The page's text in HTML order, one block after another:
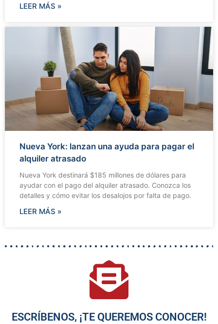
LEER MÁS »
Nueva York: lanzan una ayuda para pagar el
alquiler atrasado
Nueva York destinará $185 millones de dólares para
ayudar con el pago del alquiler atrasado. Conozca los
detalles y cómo evitar los desalojos por falta de pago.
LEER MÁS »
ESCRÍBENOS, ¡TE QUEREMOS CONOCER!